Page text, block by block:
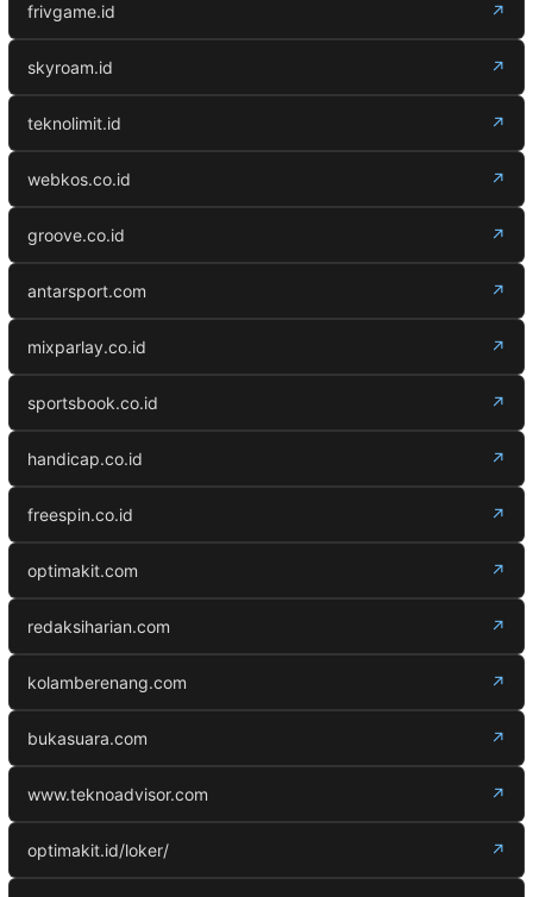
frivgame.id ↗
skyroam.id ↗
teknolimit.id ↗
webkos.co.id ↗
groove.co.id ↗
antarsport.com ↗
mixparlay.co.id ↗
sportsbook.co.id ↗
handicap.co.id ↗
freespin.co.id ↗
optimakit.com ↗
redaksiharian.com ↗
kolamberenang.com ↗
bukasuara.com ↗
www.teknoadvisor.com ↗
optimakit.id/loker/ ↗